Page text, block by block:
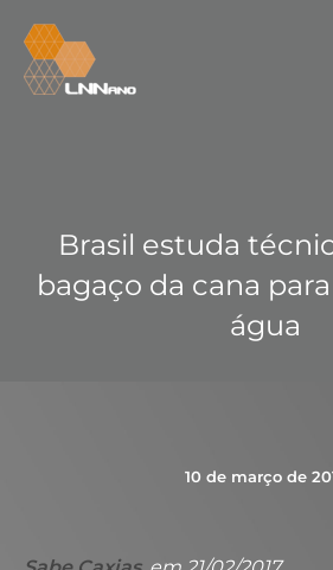
Brasil estuda
bagaço da cana
água
10 de março de